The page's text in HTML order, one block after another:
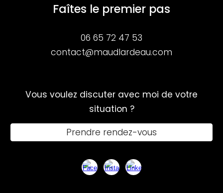
Faîtes le premier pas
06 65 72 47 53
contact@maudlardeau.com
Vous voulez discuter avec moi de votre
situation ?
Prendre rendez-vous